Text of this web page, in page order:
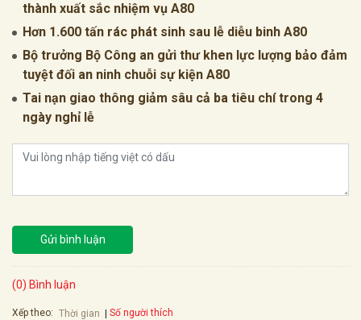
thành xuất sắc nhiệm vụ A80
Hơn 1.600 tấn rác phát sinh sau lễ diễu binh A80
Bộ trưởng Bộ Công an gửi thư khen lực lượng bảo đảm
tuyệt đối an ninh chuỗi sự kiện A80
Tai nạn giao thông giảm sâu cả ba tiêu chí trong 4
ngày nghỉ lễ
Gửi bình luận
(0) Bình luận
Xếp theo: Thời gian Số người thích